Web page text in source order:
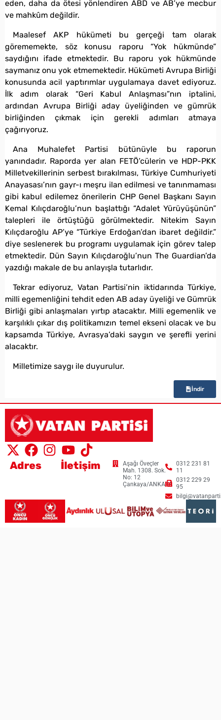
eden, daha da ötesi yönlendiren ABD ve AB’ye mecbur
ve mahkûm değildir.
Maalesef AKP hükümeti bu gerçeği tam olarak
görememekte, söz konusu raporu “Yok hükmünde”
saydığını ifade etmektedir. Bu raporu yok hükmünde
saymanız onu yok etmemektedir. Hükümeti Avrupa Birliği
konusunda acil yaptırımlar uygulamaya davet ediyoruz.
İlk adım olarak “Geri Kabul Anlaşması”nın iptalini,
ardından Avrupa Birliği aday üyeliğinden ve gümrük
birliğinden çıkmak için gerekli adımları atmaya
çağırıyoruz.
Ana Muhalefet Partisi bütünüyle bu raporun
yanındadır. Raporda yer alan FETÖ’cülerin ve HDP-PKK
Milletvekillerinin serbest bırakılması, Türkiye Cumhuriyeti
Anayasası’nın gayr-ı meşru ilan edilmesi ve tanınmaması
gibi kabul edilemez önerilerin CHP Genel Başkanı Sayın
Kemal Kılıçdaroğlu’nun başlattığı “Adalet Yürüyüşünün”
talepleri ile örtüştüğü görülmektedir. Nitekim Sayın
Kılıçdaroğlu AP’ye “Türkiye Erdoğan’dan ibaret değildir.”
diye seslenerek bu programı uygulamak için görev talep
etmektedir. Dün Sayın Kılıçdaroğlu’nun The Guardian’da
yazdığı makale de bu anlayışla tutarlıdır.
Tekrar ediyoruz, Vatan Partisi’nin iktidarında Türkiye,
milli egemenliğini tehdit eden AB aday üyeliği ve Gümrük
Birliği gibi anlaşmaları yırtıp atacaktır. Milli egemenlik ve
karşılıklı çıkar dış politikamızın temel ekseni olacak ve bu
kapsamda Türkiye, Avrasya’daki saygın ve şerefli yerini
alacaktır.
Milletimize saygı ile duyurulur.
İndir
Adres
Aşağı Öveçler
Mah. 1308. Sok.
No: 12
Çankaya/ANKARA
İletişim
0312 231 81
11
0312 229 29
95